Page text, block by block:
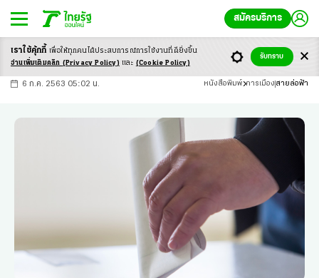
สมัครบริการ
-ก ก ก+
6 ก.ค. 2563 05:02 น. หนังสือพิมพ์ การเมือง สายล่อฟ้า
เราใช้คุ้กกี้ เพื่อให้ทุกคนได้ประสบการณ์การใช้งานที่ดียิ่งขึ้น
อ่านเพิ่มเติมคลิก (Privacy Policy) และ (Cookie Policy)
รับทราบ